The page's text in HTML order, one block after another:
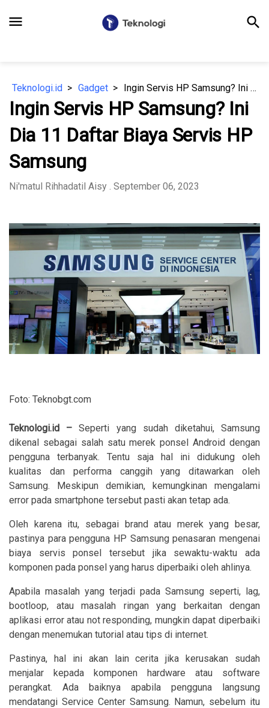
menu search
Teknologi.id Gadget Ingin Servis HP Samsung? Ini Dia 11 Daftar Biaya Servis HP Samsung
Ingin Servis HP Samsung? Ini
Dia 11 Daftar Biaya Servis HP
Samsung
Ni'matul Rihhadatil Aisy . September 06, 2023
Foto: Teknobgt.com
Teknologi.id – Seperti yang sudah diketahui, Samsung
dikenal sebagai salah satu merek ponsel Android dengan
pengguna terbanyak. Tentu saja hal ini didukung oleh
kualitas dan performa canggih yang ditawarkan oleh
Samsung. Meskipun demikian, kemungkinan mengalami
error pada smartphone tersebut pasti akan tetap ada.
Oleh karena itu, sebagai brand atau merek yang besar,
pastinya para pengguna HP Samsung penasaran mengenai
biaya servis ponsel tersebut jika sewaktu-waktu ada
komponen pada ponsel yang harus diperbaiki oleh ahlinya.
Apabila masalah yang terjadi pada Samsung seperti, lag,
bootloop, atau masalah ringan yang berkaitan dengan
aplikasi error atau not responding, mungkin dapat diperbaiki
dengan menemukan tutorial atau tips di internet.
Pastinya, hal ini akan lain cerita jika kerusakan sudah
menjalar kepada komponen hardware atau software
perangkat. Ada baiknya apabila pengguna langsung
mendatangi Service Center Samsung. Namun, sebelum itu